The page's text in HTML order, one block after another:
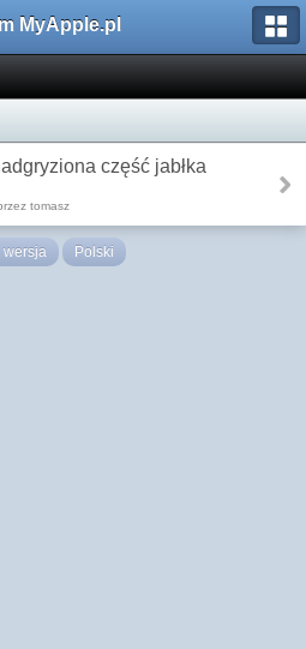
MyApple.pl
część jabłka
tomasz
wersja Polski